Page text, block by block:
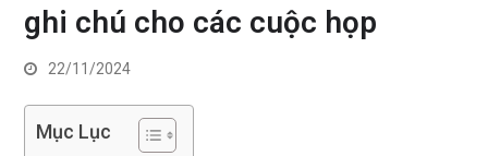
ghi chú cho các cuộc họp
22/11/2024
Mục Lục